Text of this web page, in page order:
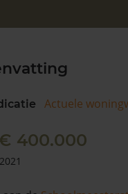
Actuele
400.000